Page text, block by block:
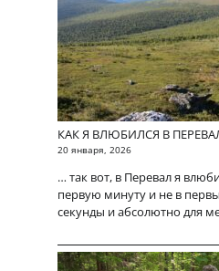
КАК Я ВЛЮБИЛСЯ В
20 января, 2026
… так вот, в Перевал я
первую минуту и не в
секунды и абсолютно для